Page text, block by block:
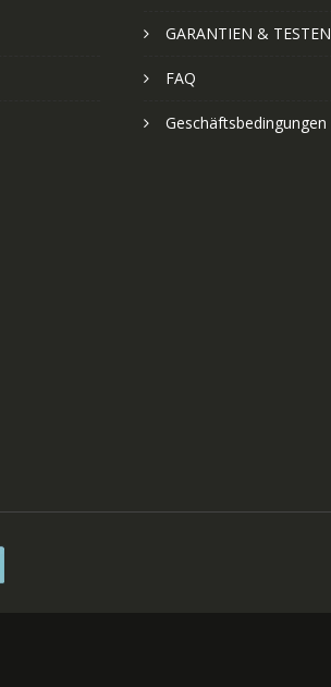
GARANTIEN & TESTEN
FAQ
Geschäftsbedingungen